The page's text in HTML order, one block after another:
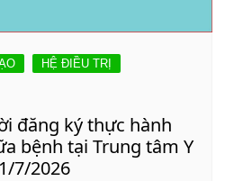
HỆ ĐIỀU TRỊ
đăng ký thực hành
bệnh tại Trung tâm Y
7/2026